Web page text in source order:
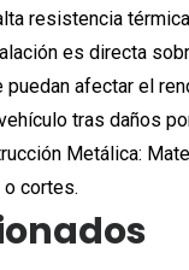
resistencia
es directa
afectar el
tras daños
Metálica:
cortes.